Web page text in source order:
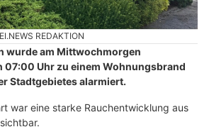
REDAKTION
wurde am Mittwochmorgen
Uhr zu einem Wohnungsbrand
Stadtgebietes alarmiert.
war eine starke Rauchentwicklung aus